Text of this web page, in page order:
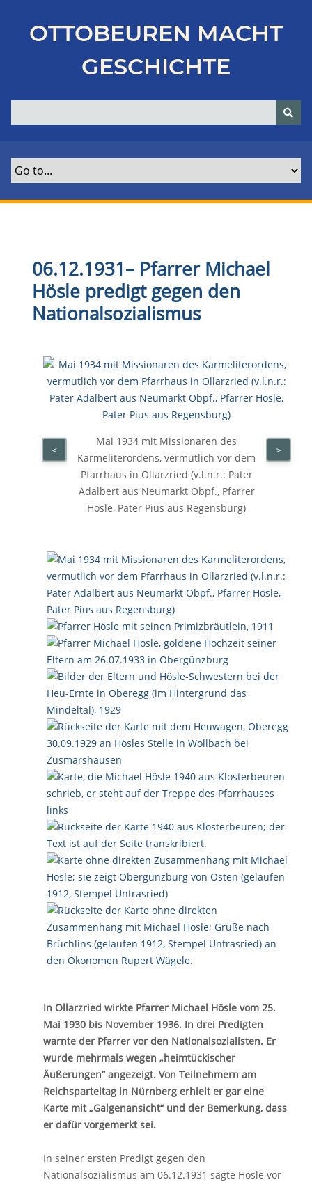
p
OTTOBEUREN MACHT
GESCHICHTE
06.12.1931– Pfarrer Michael
Hösle predigt gegen den
Nationalsozialismus
Mai 1934 mit Missionaren des
Karmeliterordens, vermutlich vor dem
Pfarrhaus in Ollarzried (v.l.n.r.: Pater
Adalbert aus Neumarkt Obpf., Pfarrer
Hösle, Pater Pius aus Regensburg)
< >
In Ollarzried wirkte Pfarrer Michael Hösle vom 25.
Mai 1930 bis November 1936. In drei Predigten
warnte der Pfarrer vor den Nationalsozialisten. Er
wurde mehrmals wegen „heimtückischer
Äußerungen“ angezeigt. Von Teilnehmern am
Reichsparteitag in Nürnberg erhielt er gar eine
Karte mit „Galgenansicht“ und der Bemerkung, dass
er dafür vorgemerkt sei.
In seiner ersten Predigt gegen den
Nationalsozialismus am 06.12.1931 sagte Hösle vor